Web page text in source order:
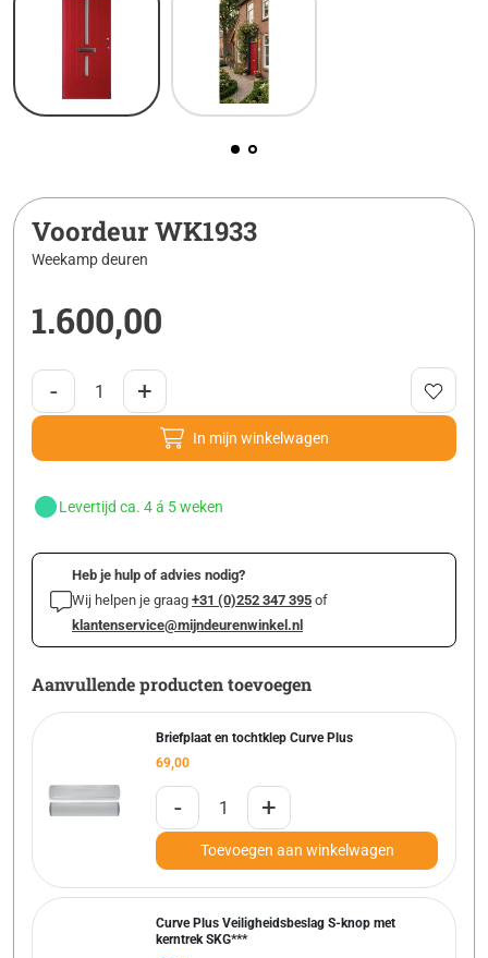
Voordeur WK1933
Weekamp deuren
1.600,00
- +
In mijn winkelwagen
Levertijd ca. 4 á 5 weken
Heb je hulp of advies nodig?
Wij helpen je graag +31 (0)252 347 395 of
klantenservice@mijndeurenwinkel.nl
Aanvullende producten toevoegen
Briefplaat en tochtklep Curve Plus
69,00
- +
Toevoegen aan winkelwagen
Curve Plus Veiligheidsbeslag S-knop met
kerntrek SKG***